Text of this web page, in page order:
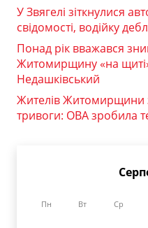
У Звягелі зіткнулися
свідомості, водійку
Понад рік вважався
Житомирщину «на
Недашківський
Жителів Житомирщини
тривоги: ОВА зробила
Пн Вт Ср